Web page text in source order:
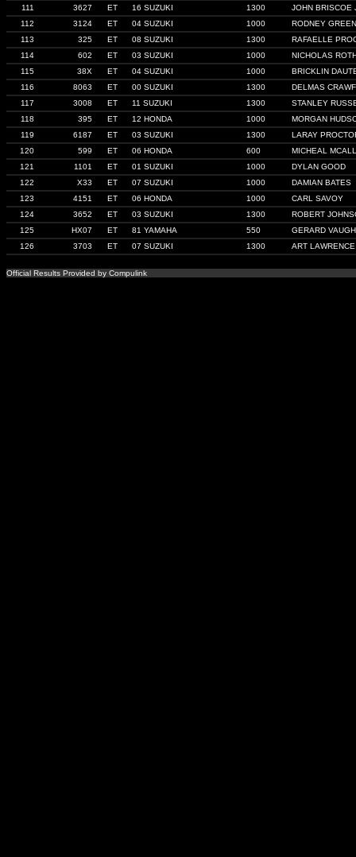
111
3627 ET 16 SUZUKI 1300
JOHN BRISCOE
112
3124 ET 04 SUZUKI 1000
RODNEY
113
325 ET 08 SUZUKI 1300
RAFAELLE
114
602 ET 03 SUZUKI 1000
NICHOLAS
115
38X ET 04 SUZUKI 1000
BRICKLIN
116
8063 ET 00 SUZUKI 1300
DELMAS
117
3008 ET 11 SUZUKI 1300
STANLEY
118
395 ET 12 HONDA 1000
MORGAN
119
6187 ET 03 SUZUKI 1300
LARAY
120
599 ET 06 HONDA 600
MICHEAL
121
1101 ET 01 SUZUKI 1000
DYLAN GOOD
122
X33 ET 07 SUZUKI 1000
DAMIAN BATES
123
4151 ET 06 HONDA 1000
CARL SAVOY
124
3652 ET 03 SUZUKI 1300
ROBERT
125
HX07 ET 81 YAMAHA 550
GERARD
126
3703 ET 07 SUZUKI 1300 ART LAWRENCE
Official Results Provided by Compulink